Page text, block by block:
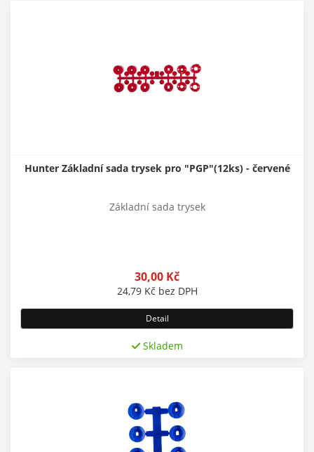
Hunter Základní sada trysek pro "PGP"(12ks) - červené
Základní sada trysek
30,00 Kč
24,79 Kč bez DPH
Detail
Skladem